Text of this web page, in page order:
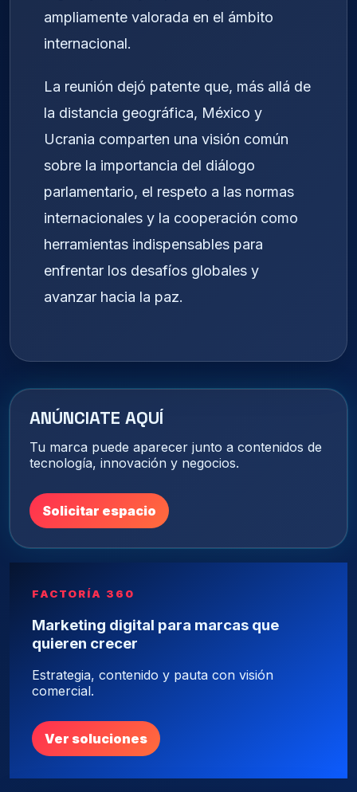
ampliamente valorada en el ámbito
internacional.
La reunión dejó patente que, más allá de
la distancia geográfica, México y
Ucrania comparten una visión común
sobre la importancia del diálogo
parlamentario, el respeto a las normas
internacionales y la cooperación como
herramientas indispensables para
enfrentar los desafíos globales y
avanzar hacia la paz.
ANÚNCIATE AQUÍ
Tu marca puede aparecer junto a contenidos de
tecnología, innovación y negocios.
Solicitar espacio
FACTORÍA 360
Marketing digital para marcas que
quieren crecer
Estrategia, contenido y pauta con visión
comercial.
Ver soluciones